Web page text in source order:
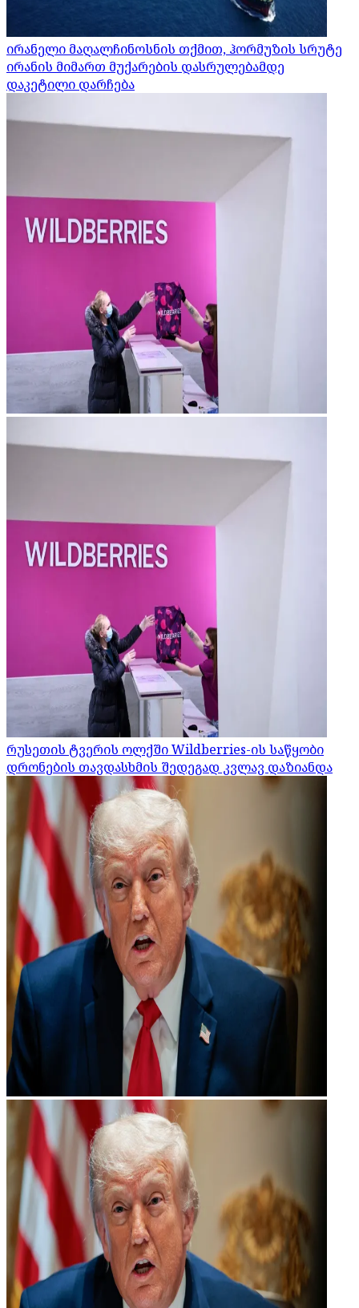
ირანელი მაღალჩინოსნის თქმით, ჰორმუზის სრუტე
ირანის მიმართ მუქარების დასრულებამდე
დაკეტილი დარჩება
რუსეთის ტვერის ოლქში Wildberries-ის საწყობი
დრონების თავდასხმის შედეგად კვლავ დაზიანდა